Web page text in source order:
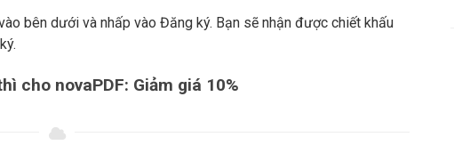
bên dưới và nhấp vào Đăng ký. Bạn sẽ nhận được chiết khấu
cho novaPDF: Giảm giá 10%